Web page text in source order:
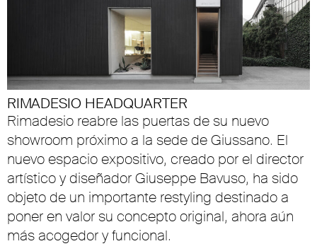
RIMADESIO HEADQUARTER
Rimadesio reabre las puertas de su nuevo
showroom próximo a la sede de Giussano. El
nuevo espacio expositivo, creado por el director
artístico y diseñador Giuseppe Bavuso, ha sido
objeto de un importante restyling destinado a
poner en valor su concepto original, ahora aún
más acogedor y funcional.